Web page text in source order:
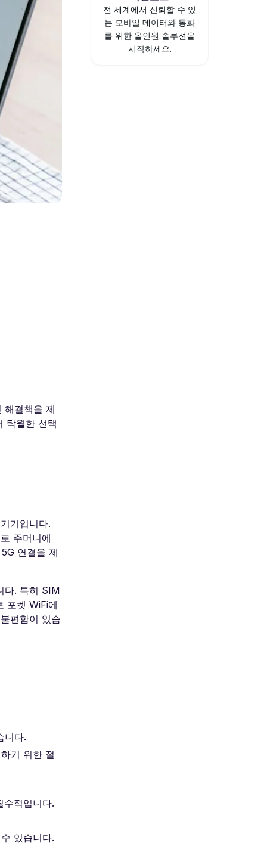
해결책을 제
탁월한 선택
기입니다.
주머니에
연결을 제
다. 특히 SIM
포켓 WiFi에
편함이 있습
니다.
기 위한 절
적입니다.
있습니다.
전 세계에서 신뢰할 수 있
는 모바일 데이터와 통화
를 위한 올인원 솔루션을
시작하세요.